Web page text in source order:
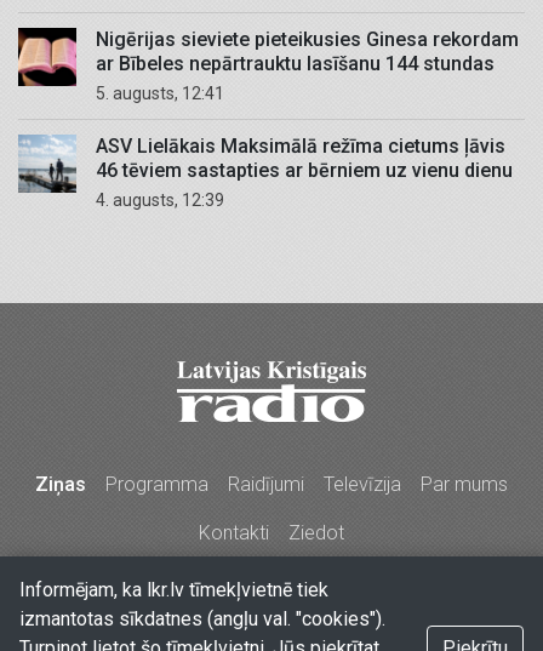
Nigērijas sieviete pieteikusies Ginesa rekordam
ar Bībeles nepārtrauktu lasīšanu 144 stundas
5. augusts, 12:41
ASV Lielākais Maksimālā režīma cietums ļāvis
46 tēviem sastapties ar bērniem uz vienu dienu
4. augusts, 12:39
Ziņas Programma Raidījumi Televīzija Par mums
Kontakti Ziedot
Stabu iela 77a, Rīga, LV-1009, Latvija
67210096, e-pastslkr@lkr.lv • Copyright 2026 SIA "Vārds
Informējam, ka lkr.lv tīmekļvietnē tiek
izmantotas sīkdatnes (angļu val. "cookies").